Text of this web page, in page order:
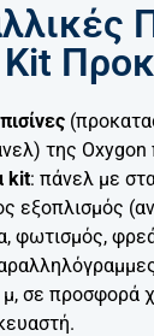
της Oxygon
kit: πάνελ με
εξοπλισμός
φωτισμός,
σε προσφορά